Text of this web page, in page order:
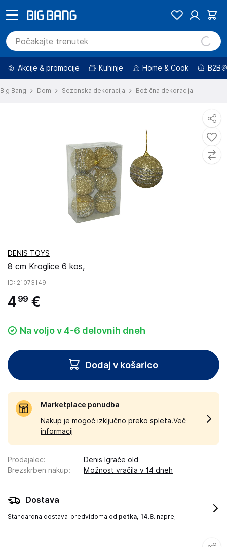
Akcije & promocije Kuhinje Home & Cook B2B
Big Bang Dom Sezonska dekoracija Božična dekoracija
DENIS TOYS
8 cm Kroglice 6 kos,
ID: 21073149
4 99 €
Na voljo v 4-6 delovnih dneh
Dodaj v košarico
Marketplace ponudba
Nakup je mogoč izključno preko spleta.Več
informacij
Prodajalec:
Denis Igrače old
Brezskrben nakup: Možnost vračila v 14 dneh
Dostava
Standardna dostava predvidoma od petka, 14.8. naprej